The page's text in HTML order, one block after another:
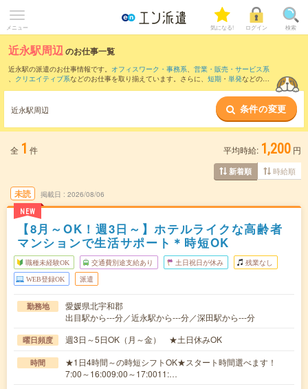
メニュー 気になる! ログイン 検索
近永駅周辺のお仕事一覧
近永駅の派遣のお仕事情報です。 オフィスワーク・事務系、 営業・販売・サービス系
、 クリエイティブ系などのお仕事を取り揃えています。さらに、 短期 ・ 単発などの期
また、宇和島駅
など近隣駅のお仕事も
ご確認いただけます。
近永駅周辺 条件の変更
全 1 件 平均時給: 1,200 円
新着順 時給順
未読
NEW
掲載日 2026/08/06
【8月～OK！週3日～】ホテルライクな高齢者
マンションで生活サポート＊時短OK
職種未経験OK 交通費別途支給あり 土日祝日が休み 残業なし
WEB登録OK 派遣
勤務地
愛媛県北宇和郡
出目駅から---分／近永駅から---分／深田駅から---分
曜日頻度 週3日～5日OK（月～金） ★土日休みOK
時間
★1日4時間～の時短シフトOK★スタート時間選べます！
7:00～16:009:00～17:0011:…